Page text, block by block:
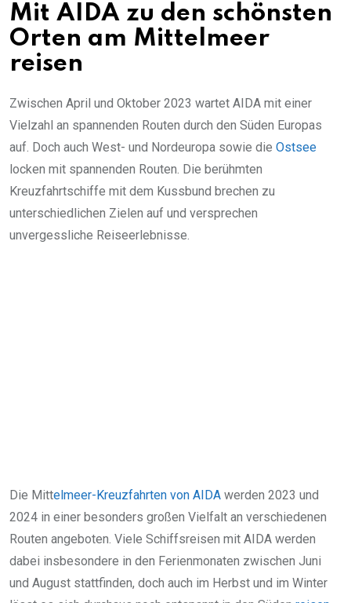
Mit AIDA zu den schönsten
Orten am Mittelmeer
reisen
Zwischen April und Oktober 2023 wartet AIDA mit einer
Vielzahl an spannenden Routen durch den Süden Europas
auf. Doch auch West- und Nordeuropa sowie die Ostsee
locken mit spannenden Routen. Die berühmten
Kreuzfahrtschiffe mit dem Kussbund brechen zu
unterschiedlichen Zielen auf und versprechen
unvergessliche Reiseerlebnisse.
Die Mittelmeer-Kreuzfahrten von AIDA werden 2023 und
2024 in einer besonders großen Vielfalt an verschiedenen
Routen angeboten. Viele Schiffsreisen mit AIDA werden
dabei insbesondere in den Ferienmonaten zwischen Juni
und August stattfinden, doch auch im Herbst und im Winter